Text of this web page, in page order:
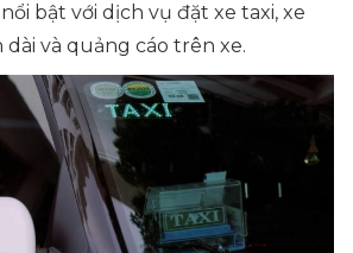
bật với dịch vụ đặt xe taxi, xe
dài và quảng cáo trên xe.